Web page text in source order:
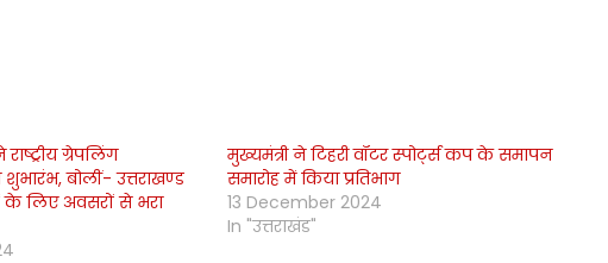
ग्रेपलिंग
शुभारंभ, बोलीं- उत्तराखण्ड
के लिए अवसरों से भरा
मुख्यमंत्री ने टिहरी वॉटर स्पोर्ट्स कप के समापन
समारोह में किया प्रतिभाग
13 December 2024
In "उत्तराखंड"